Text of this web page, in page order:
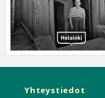
Yhteystiedot